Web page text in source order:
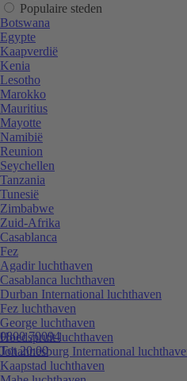
0800 70094
Tot 20:00
Populaire steden
Botswana
Egypte
Kaapverdië
Kenia
Lesotho
Marokko
Mauritius
Mayotte
Namibië
Reunion
Seychellen
Tanzania
Tunesië
Zimbabwe
Zuid-Afrika
Casablanca
Fez
Agadir luchthaven
Casablanca luchthaven
Durban International luchthaven
Fez luchthaven
George luchthaven
Hoedspruit luchthaven
Johannesburg International
Kaapstad luchthaven